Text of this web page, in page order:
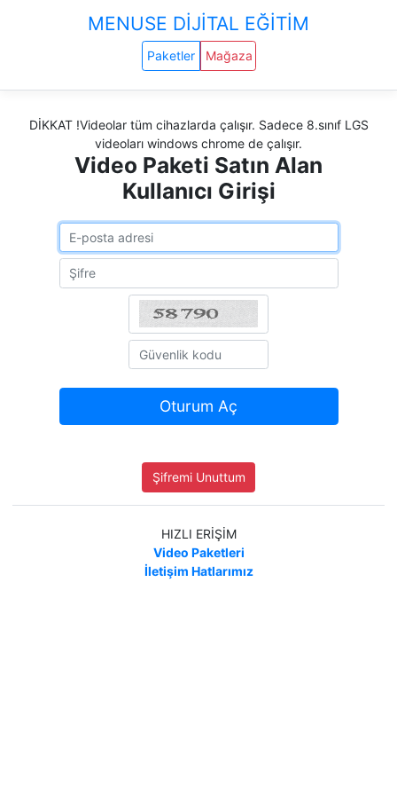
MENUSE DİJİTAL EĞİTİM
Paketler Mağaza
DİKKAT !Videolar tüm cihazlarda çalışır. Sadece 8.sınıf LGS
videoları windows chrome de çalışır.
Video Paketi Satın Alan
Kullanıcı Girişi
Oturum Aç
Şifremi Unuttum
HIZLI ERİŞİM
Video Paketleri
İletişim Hatlarımız